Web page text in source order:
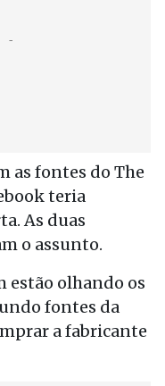
as fontes do The
teria
As duas
o assunto.
estão olhando os
fontes da
a fabricante